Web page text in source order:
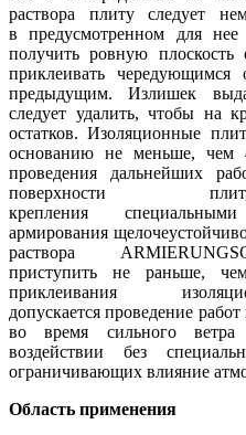
раствора плиту следует
в предусмотренном для
получить ровную
приклеивать чередующимся
предыдущим. Излишек
следует удалить, чтобы на
остатков. Изоляционные
основанию не меньше, чем
проведения дальнейших
поверхности
крепления
армирования
раствора
приступить не раньше,
приклеивания
допускается проведение
во время сильного
воздействии без
ограничивающих влияние
Область применения